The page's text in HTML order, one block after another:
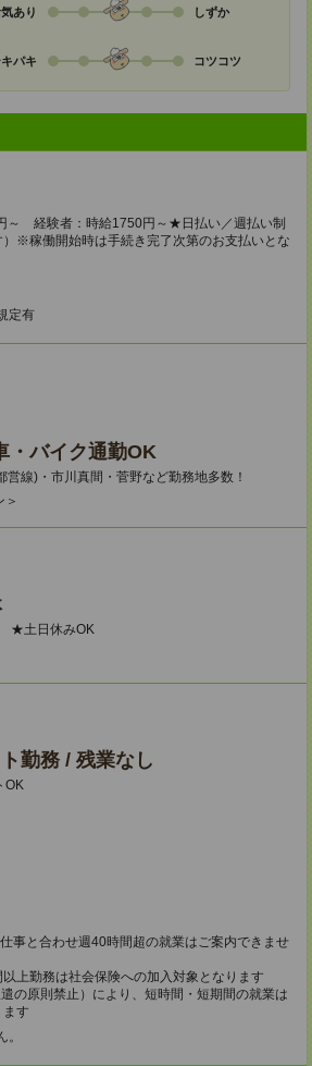
あり しずか
パキ コツコツ
～ 経験者：時給1750円～★日払い／週払い制
※稼働開始時は手続き完了次第のお支払いとな
定有
・バイク通勤OK
営線)・市川真間・菅野など勤務地多数！
＞
★土日休みOK
勤務 / 残業なし
OK
事と合わせ週40時間超の就業はご案内できませ
上勤務は社会保険への加入対象となります
の原則禁止）により、短時間・短期間の就業は
す